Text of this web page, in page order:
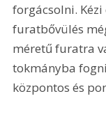
forgácsolni.
furatbővülés
méretű furatra
tokmányba
központos és